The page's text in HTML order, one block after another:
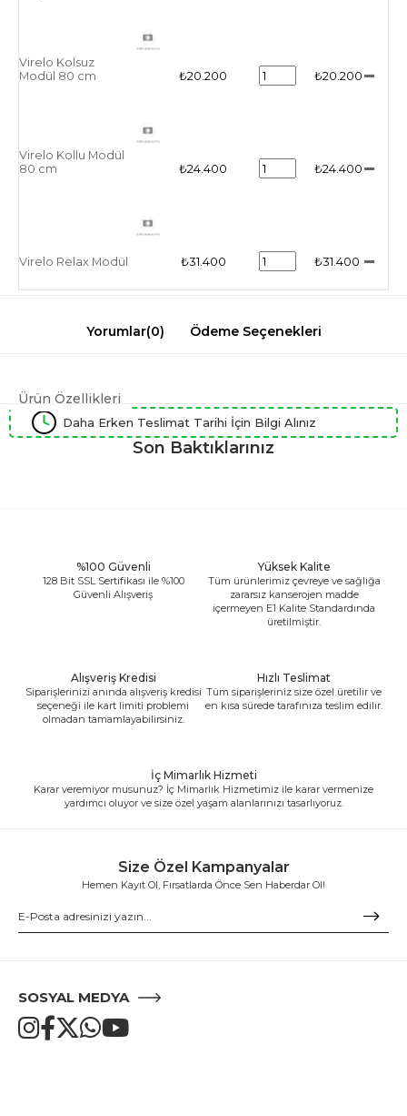
Virelo Kolsuz
Modül 80 cm
₺20.200 ₺20.200
Virelo Kollu Modül
80 cm
₺24.400 ₺24.400
Virelo Relax Modül ₺31.400 ₺31.400
Yorumlar(0) Ödeme Seçenekleri
Ürün Özellikleri
Daha Erken Teslimat Tarihi İçin Bilgi Alınız
Son Baktıklarınız
%100 Güvenli
128 Bit SSL Sertifikası ile %100
Güvenli Alışveriş
Yüksek Kalite
Tüm ürünlerimiz çevreye ve sağlığa
zararsız kanserojen madde
içermeyen E1 Kalite Standardında
üretilmiştir.
Alışveriş Kredisi
Siparişlerinizi anında alışveriş kredisi
seçeneği ile kart limiti problemi
olmadan tamamlayabilirsiniz.
Hızlı Teslimat
Tüm siparişleriniz size özel üretilir ve
en kısa sürede tarafınıza teslim edilir.
İç Mimarlık Hizmeti
Karar veremiyor musunuz? İç Mimarlık Hizmetimiz ile karar vermenize
yardımcı oluyor ve size özel yaşam alanlarınızı tasarlıyoruz.
Size Özel Kampanyalar
Hemen Kayıt Ol, Fırsatlarda Önce Sen Haberdar Ol!
SOSYAL MEDYA